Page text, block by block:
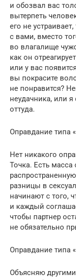
и обозвал вас
вытерпеть
его не
с вами, вместо
во влагалище
как он
или у вас
вы покрасите
не понравится?
неудачника, или
оттуда.
Оправдание типа
Нет никакого
Точка. Есть масса
разницы в
начинают с того,
и каждый
чтобы партнер
не обязательно
Оправдание типа
Объясняю